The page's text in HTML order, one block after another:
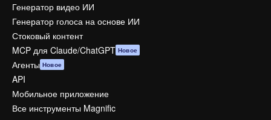
Генератор видео ИИ
Генератор голоса на основе ИИ
Стоковый контент
MCP для Claude/ChatGPT Новое
Агенты Новое
API
Мобильное приложение
Все инструменты Magnific